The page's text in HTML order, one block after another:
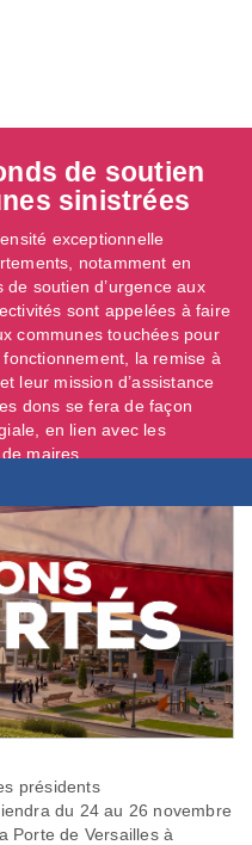
de soutien
sinistrées
exceptionnelle
notamment en
de soutien d’urgence aux
sont appelées à faire
communes touchées pour
la remise à
leur mission d’assistance
dons se fera de façon
en lien avec les
maires. ...
présidents
du 24 au 26 novembre
Porte de Versailles à